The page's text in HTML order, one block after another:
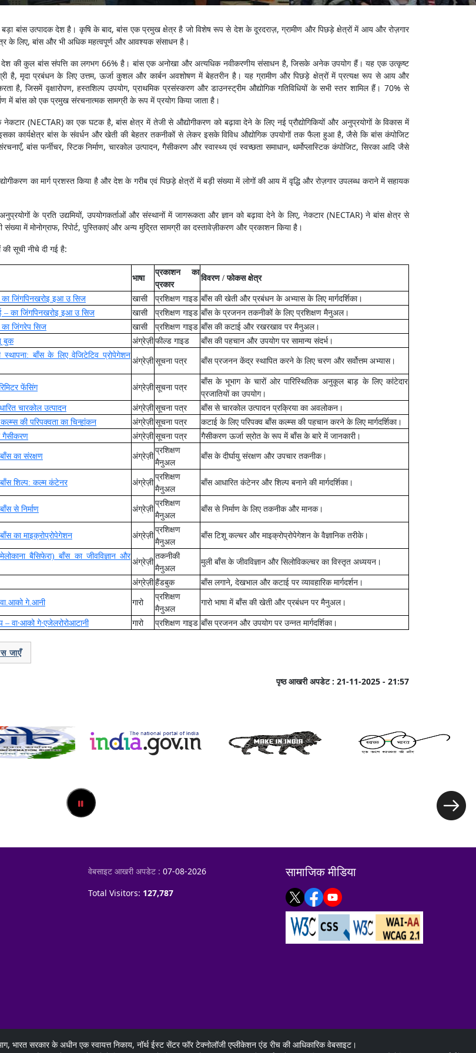
बड़ा बांस उत्पादक देश है। कृषि के बाद, बांस एक प्रमुख क्षेत्र है जो विशेष रूप से देश के दूरदराज़, ग्रामीण और पिछड़े क्षेत्रों में आय और रोज़गार
के लिए, बांस और भी अधिक महत्वपूर्ण और आवश्यक संसाधन है।
देश की कुल बांस संपत्ति का लगभग 66% है। बांस एक अनोखा और अत्यधिक नवीकरणीय संसाधन है, जिसके अनेक उपयोग हैं। यह एक उत्कृष्ट
है, मृदा प्रबंधन के लिए उत्तम, ऊर्जा कुशल और कार्बन अवशोषण में बेहतरीन है। यह ग्रामीण और पिछड़े क्षेत्रों में प्रत्यक्ष रूप से आय और
है, जिसमें वृक्षारोपण, हस्तशिल्प उपयोग, प्राथमिक प्रसंस्करण और डाउनस्ट्रीम औद्योगिक गतिविधियों के सभी स्तर शामिल हैं। 70% से
में बांस को एक प्रमुख संरचनात्मक सामग्री के रूप में प्रयोग किया जाता है।
(NECTAR) का एक घटक है, बांस क्षेत्र में तेजी से औद्योगीकरण को बढ़ावा देने के लिए नई प्रौद्योगिकियों और अनुप्रयोगों के विकास में
कार्यक्षेत्र बांस के संवर्धन और खेती की बेहतर तकनीकों से लेकर इसके विविध औद्योगिक उपयोगों तक फैला हुआ है, जैसे कि बांस कंपोजिट
बांस फर्नीचर, स्टिक निर्माण, चारकोल उत्पादन, गैसीकरण और स्वास्थ्य एवं स्वच्छता समाधान, थर्मोप्लास्टिक कंपोजिट, सिरका आदि जैसे
का मार्ग प्रशस्त किया है और देश के गरीब एवं पिछड़े क्षेत्रों में बड़ी संख्या में लोगों की आय में वृद्धि और रोज़गार उपलब्ध कराने में सहायक
के प्रति उद्यमियों, उपयोगकर्ताओं और संस्थानों में जागरूकता और ज्ञान को बढ़ावा देने के लिए, नेकटार (NECTAR) ने बांस क्षेत्र से
में मोनोग्राफ, रिपोर्ट, पुस्तिकाएं और अन्य मुद्रित सामग्री का दस्तावेज़ीकरण और प्रकाशन किया है।
सूची नीचे दी गई है:
भाषा
प्रकाशन का
प्रकार
विवरण / फोकस क्षेत्र
का जिंगपिनखरोइ इआ उ सिज खासी प्रशिक्षण गाइड बाँस की खेती और प्रबंधन के अभ्यास के लिए मार्गदर्शिका।
– का जिंगपिनखरोइ इआ उ सिज खासी प्रशिक्षण गाइड बाँस के प्रजनन तकनीकों के लिए प्रशिक्षण मैनुअल।
का जिंगरेप सिज खासी प्रशिक्षण गाइड बाँस की कटाई और रखरखाव पर मैनुअल।
बुक अंग्रेज़ी फील्ड गाइड बाँस की पहचान और उपयोग पर सामान्य संदर्भ।
स्थापना: बाँस के लिए वेजिटेटिव प्रोपेगेशन
अंग्रेज़ी सूचना पत्र बाँस प्रजनन केंद्र स्थापित करने के लिए चरण और सर्वोत्तम अभ्यास।
फेंसिंग अंग्रेज़ी सूचना पत्र
बाँस के भूभाग के चारों ओर पारिस्थितिक अनुकूल बाड़ के लिए कांटेदार
प्रजातियों का उपयोग।
चारकोल उत्पादन अंग्रेज़ी सूचना पत्र बाँस से चारकोल उत्पादन प्रक्रिया का अवलोकन।
की परिपक्वता का चिन्हांकन अंग्रेज़ी सूचना पत्र कटाई के लिए परिपक्व बाँस कल्म्स की पहचान करने के लिए मार्गदर्शिका।
गैसीकरण अंग्रेज़ी सूचना पत्र गैसीकरण ऊर्जा स्रोत के रूप में बाँस के बारे में जानकारी।
का संरक्षण अंग्रेज़ी
प्रशिक्षण
मैनुअल
बाँस के दीर्घायु संरक्षण और उपचार तकनीक।
शिल्प: कल्म कंटेनर अंग्रेज़ी
प्रशिक्षण
मैनुअल
बाँस आधारित कंटेनर और शिल्प बनाने की मार्गदर्शिका।
से निर्माण अंग्रेज़ी
प्रशिक्षण
मैनुअल
बाँस से निर्माण के लिए तकनीक और मानक।
का माइक्रोप्रोपेगेशन अंग्रेज़ी
प्रशिक्षण
मैनुअल
बाँस टिशू कल्चर और माइक्रोप्रोपेगेशन के वैज्ञानिक तरीके।
बैसिफेरा) बाँस का जीवविज्ञान और
अंग्रेज़ी
तकनीकी
मैनुअल
मुली बाँस के जीवविज्ञान और सिलोविकल्चर का विस्तृत अध्ययन।
अंग्रेज़ी हैंडबुक बाँस लगाने, देखभाल और कटाई पर व्यावहारिक मार्गदर्शन।
गे.आनी गारो
प्रशिक्षण
मैनुअल
गारो भाषा में बाँस की खेती और प्रबंधन पर मैनुअल।
– वा·आको गे·एजेलरोरोआटानी गारो प्रशिक्षण गाइड बाँस प्रजनन और उपयोग पर उन्नत मार्गदर्शिका।
जाएँ
पृष्ठ आखरी अपडेट : 21-11-2025 - 21:57
वेबसाइट आखरी अपडेट : 07-08-2026
Total Visitors: 127,787
सामाजिक मीडिया
भारत सरकार के अधीन एक स्वायत्त निकाय, नॉर्थ ईस्ट सेंटर फॉर टेक्नोलॉजी एप्लीकेशन एंड रीच की आधिकारिक वेबसाइट।